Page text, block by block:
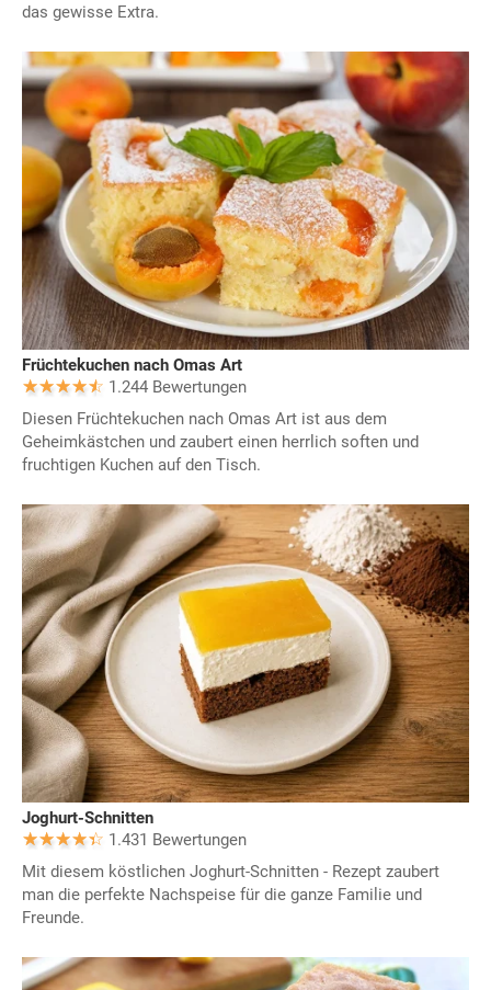
das gewisse Extra.
Früchtekuchen nach Omas Art
1.244 Bewertungen
Diesen Früchtekuchen nach Omas Art ist aus dem
Geheimkästchen und zaubert einen herrlich soften und
fruchtigen Kuchen auf den Tisch.
Joghurt-Schnitten
1.431 Bewertungen
Mit diesem köstlichen Joghurt-Schnitten - Rezept zaubert
man die perfekte Nachspeise für die ganze Familie und
Freunde.